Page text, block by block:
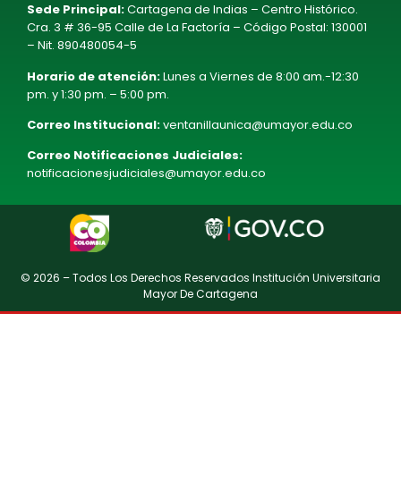
Sede Principal:Cartagena de Indias – Centro Histórico.
Cra. 3 # 36-95 Calle de La Factoría – Código Postal: 130001
– Nit. 890480054-5
Horario de atención:Lunes a Viernes de 8:00 am.-12:30
pm. y 1:30 pm. – 5:00 pm.
Correo Institucional:ventanillaunica@umayor.edu.co
Correo Notificaciones Judiciales:
notificacionesjudiciales@umayor.edu.co
© 2026 – Todos Los Derechos Reservados Institución Universitaria
Mayor De Cartagena